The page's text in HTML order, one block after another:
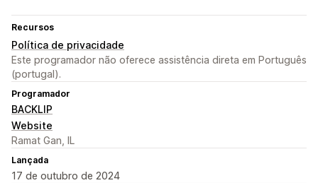
Recursos
Política de privacidade
Este programador não oferece assistência direta em Português
(portugal).
Programador
BACKLIP
Website
Ramat Gan, IL
Lançada
17 de outubro de 2024